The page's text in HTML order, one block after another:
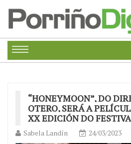
“HONEYMOON”, DO
OTERO, SERÁ A
XX EDICIÓN DO
Sabela Landín 24/03/2023